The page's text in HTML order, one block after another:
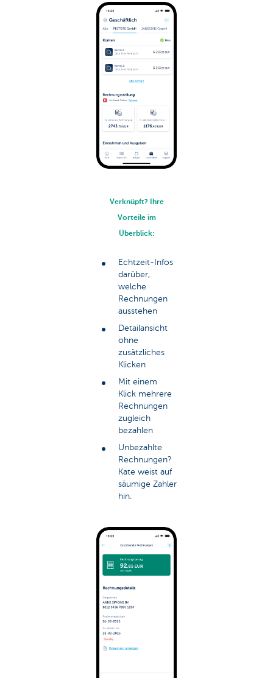
Verknüpft? Ihre
Vorteile im
Überblick:
Echtzeit-Infos
darüber,
welche
Rechnungen
ausstehen
Detailansicht
ohne
zusätzliches
Klicken
Mit einem
Klick mehrere
Rechnungen
zugleich
bezahlen
Unbezahlte
Rechnungen?
Kate weist auf
säumige Zahler
hin.